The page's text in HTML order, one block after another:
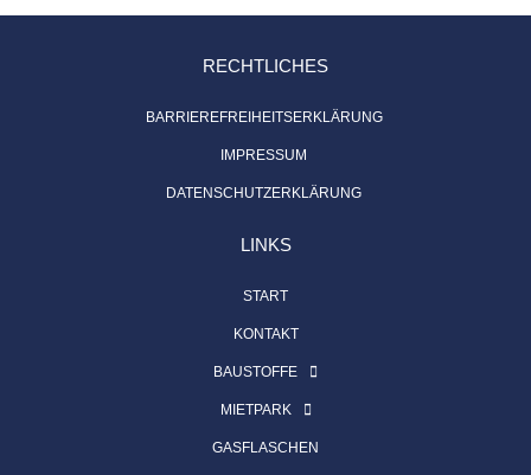
RECHTLICHES
BARRIEREFREIHEITSERKLÄRUNG
IMPRESSUM
DATENSCHUTZERKLÄRUNG
LINKS
START
KONTAKT
BAUSTOFFE
MIETPARK
GASFLASCHEN